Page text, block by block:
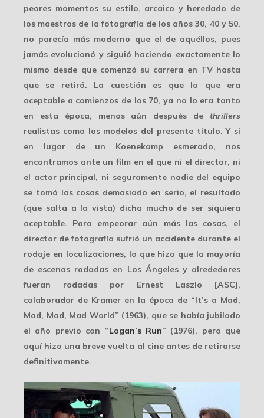
peores momentos su estilo, arcaico y heredado de
los maestros de la fotografía de los años 30, 40 y 50,
no parecía más moderno que el de aquéllos, pues
jamás evolucionó y siguió haciendo exactamente lo
mismo desde que comenzó su carrera en TV hasta
que se retiró. La cuestión es que lo que era
aceptable a comienzos de los 70, ya no lo era tanto
en esta época, menos aún después de thrillers
realistas como los modelos del presente título. Y si
en lugar de un Koenekamp esmerado, nos
encontramos ante un film en el que ni el director, ni
el actor principal, ni seguramente nadie del equipo
se tomó las cosas demasiado en serio, el resultado
(que salta a la vista) dicha mucho de ser siquiera
aceptable. Para empeorar aún más las cosas, el
director de fotografía sufrió un accidente durante el
rodaje en localizaciones, lo que hizo que la mayoría
de escenas rodadas en Los Ángeles y alrededores
fueran rodadas por Ernest Laszlo [ASC],
colaborador de Kramer en la época de “It’s a Mad,
Mad, Mad, Mad World” (1963), que se había jubilado
el año previo con “Logan’s Run” (1976), pero que
aquí hizo una breve vuelta al cine antes de retirarse
definitivamente.